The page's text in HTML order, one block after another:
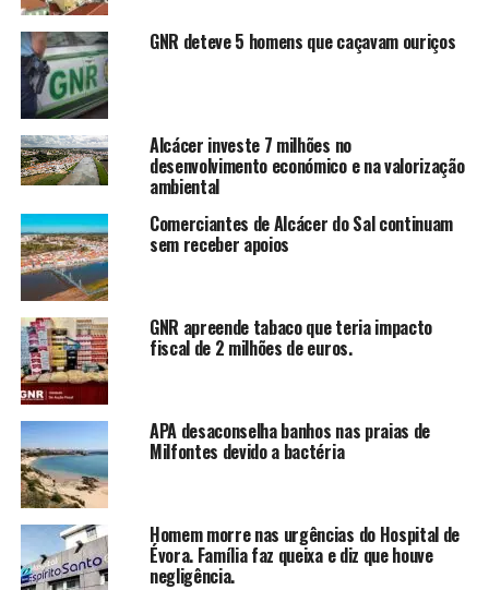
GNR deteve 5 homens que caçavam ouriços
Alcácer investe 7 milhões no
desenvolvimento económico e na valorização
ambiental
Comerciantes de Alcácer do Sal continuam
sem receber apoios
GNR apreende tabaco que teria impacto
fiscal de 2 milhões de euros.
APA desaconselha banhos nas praias de
Milfontes devido a bactéria
Homem morre nas urgências do Hospital de
Évora. Família faz queixa e diz que houve
negligência.